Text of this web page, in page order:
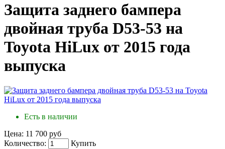
Защита заднего бампера
двойная труба D53-53 на
Toyota HiLux от 2015 года
выпуска
Есть в наличии
Цена: 11 700 руб
Количество:
Купить